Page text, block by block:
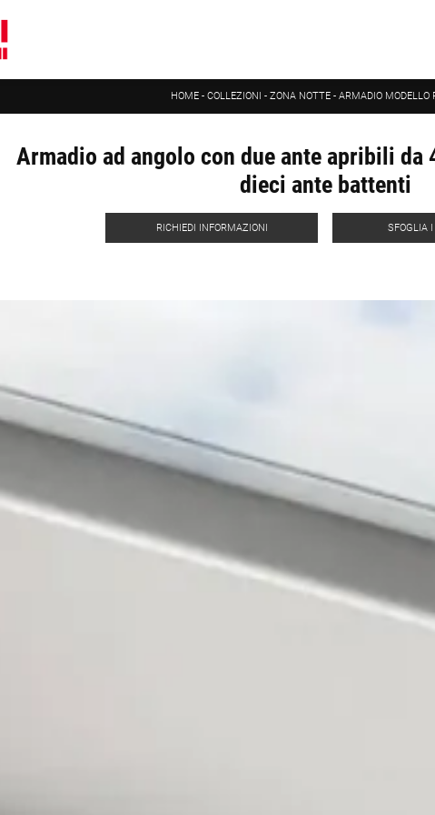
HOME - COLLEZIONI - ZONA NOTTE - ARMADIO MODELLO
Armadio ad angolo con due ante apribili da
dieci ante battenti
RICHIEDI INFORMAZIONI SFOGLIA I